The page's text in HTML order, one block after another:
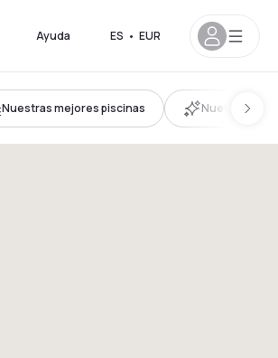
Ayuda ES • EUR
Nuestras mejores piscinas Nuevos